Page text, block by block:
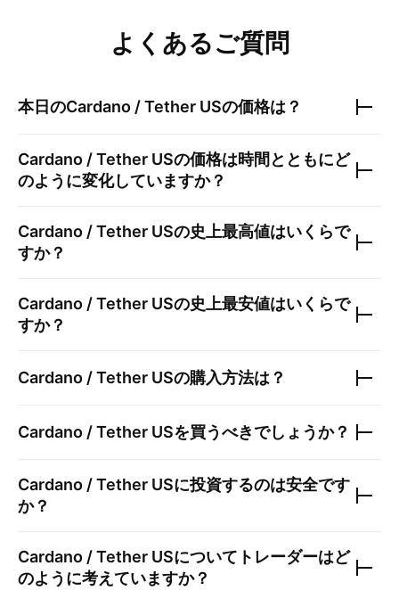
よくあるご質問
本日のCardano / Tether USの価格は？
Cardano / Tether USの価格は時間とともにど
のように変化していますか？
Cardano / Tether USの史上最高値はいくらで
すか？
Cardano / Tether USの史上最安値はいくらで
すか？
Cardano / Tether USの購入方法は？
Cardano / Tether USを買うべきでしょうか？
Cardano / Tether USに投資するのは安全です
か？
Cardano / Tether USについてトレーダーはど
のように考えていますか？